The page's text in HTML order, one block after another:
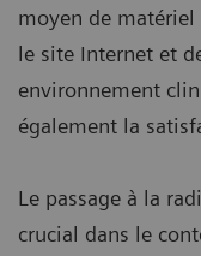
moyen de matériel
le site Internet et
environnement
également la
Le passage à la
crucial dans le